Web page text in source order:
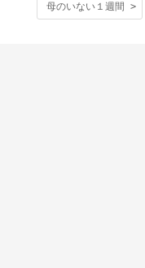
母のいない１週間